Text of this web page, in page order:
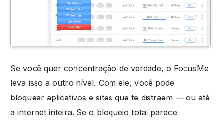
Se você quer concentração de verdade, o FocusMe
leva isso a outro nível. Com ele, você pode
bloquear aplicativos e sites que te distraem — ou até
a internet inteira. Se o bloqueio total parece